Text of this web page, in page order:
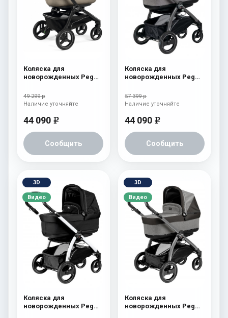
Коляска для
новорожденных Peg
Cream
49 299 р
44 090 e
Сообщить
Наличие уточняйте
Коляска для
новорожденных Peg
(шасси White/Black)
Tulip
57 399 р
44 090 e
Сообщить
Наличие уточняйте
3D
Видео
Коляска для
новорожденных Peg
3D
Видео
Коляска для
новорожденных Peg